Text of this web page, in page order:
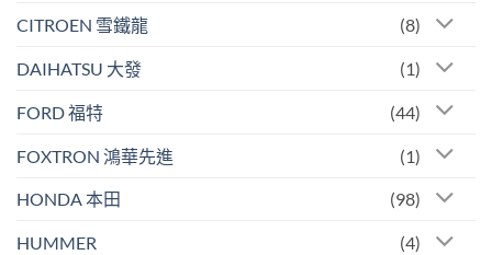
CITROEN 雪鐵龍 (8)
DAIHATSU 大發 (1)
FORD 福特 (44)
FOXTRON 鴻華先進 (1)
HONDA 本田 (98)
HUMMER (4)